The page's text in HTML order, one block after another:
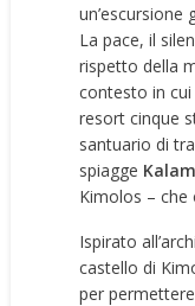
un’escursione
La pace, il
rispetto della
contesto in
resort cinque
santuario di
spiagge
Kimolos – che
Ispirato
castello di
per